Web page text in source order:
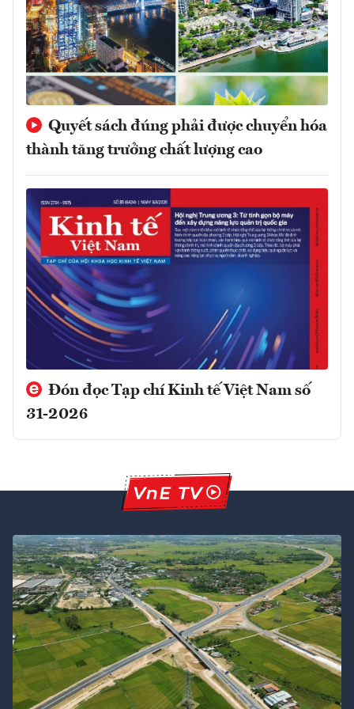
Quyết sách đúng phải được chuyển hóa
thành tăng trưởng chất lượng cao
Đón đọc Tạp chí Kinh tế Việt Nam số
31-2026